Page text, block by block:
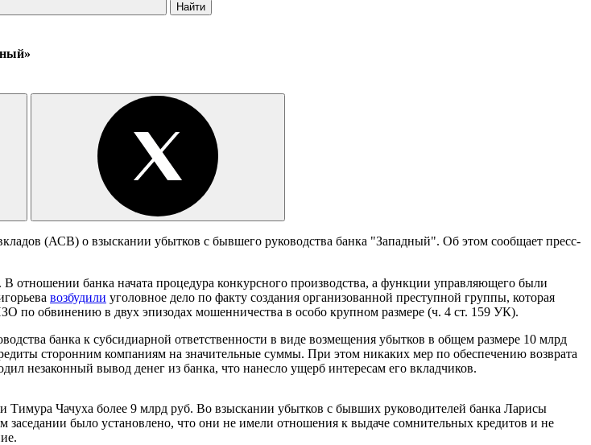
Найти
(АСВ) о взыскании убытков с бывшего руководства банка "Западный". Об этом сообщает пресс-
В отношении банка начата процедура конкурсного производства, а функции управляющего были
возбудили уголовное дело по факту создания организованной преступной группы, которая
по обвинению в двух эпизодах мошенничества в особо крупном размере (ч. 4 ст. 159 УК).
банка к субсидиарной ответственности в виде возмещения убытков в общем размере 10 млрд
сторонним компаниям на значительные суммы. При этом никаких мер по обеспечению возврата
незаконный вывод денег из банка, что нанесло ущерб интересам его вкладчиков.
Тимура Чачуха более 9 млрд руб. Во взыскании убытков с бывших руководителей банка Ларисы
было установлено, что они не имели отношения к выдаче сомнительных кредитов и не